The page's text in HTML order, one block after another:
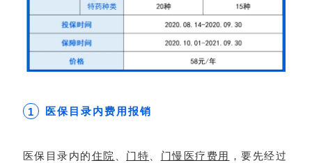
1 医保目录内费用报销
医保目录内的住院 门特 门慢医疗费用 ，要先经过